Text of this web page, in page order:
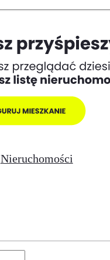
Nieruchomości